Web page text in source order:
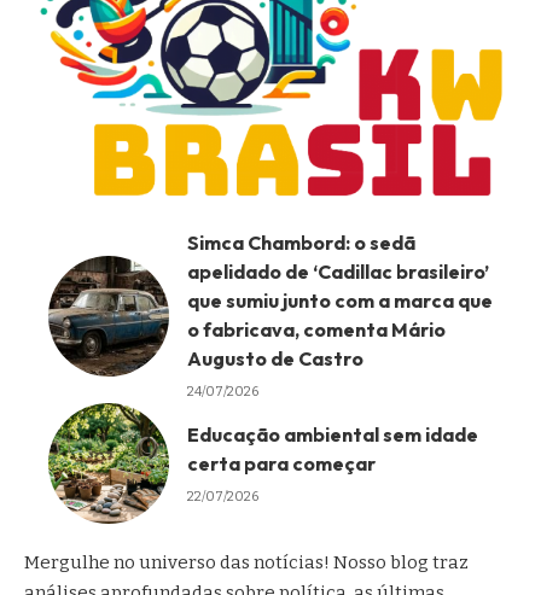
Simca Chambord: o sedã
apelidado de ‘Cadillac brasileiro’
que sumiu junto com a marca que
o fabricava, comenta Mário
Augusto de Castro
24/07/2026
Educação ambiental sem idade
certa para começar
22/07/2026
Mergulhe no universo das notícias! Nosso blog traz